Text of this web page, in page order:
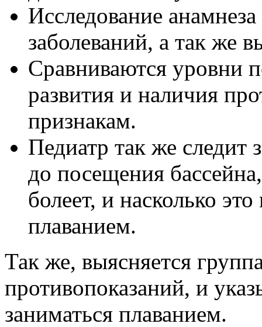
Исследование
заболеваний, а так же
Сравниваются уровни
развития и наличия
признакам.
Педиатр так же следит
до посещения
болеет, и насколько
плаванием.
Так же, выясняется
противопоказаний, и
заниматься плаванием.